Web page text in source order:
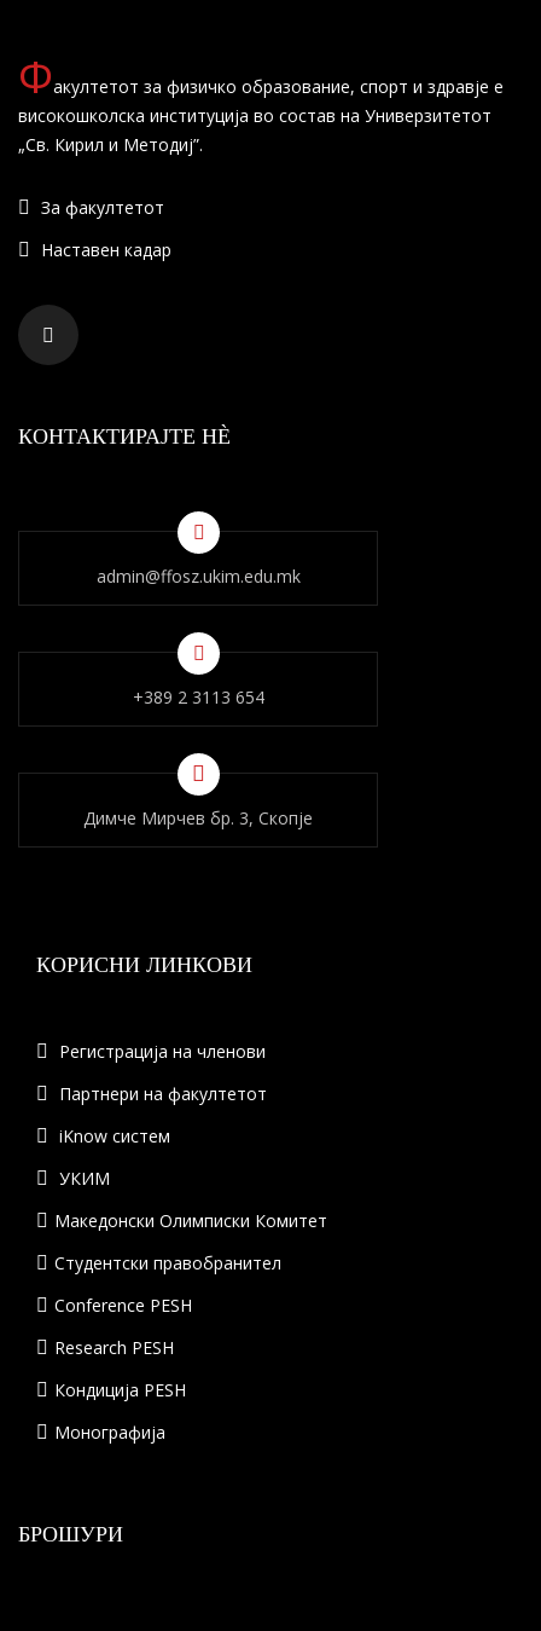
Факултетот за физичко образование, спорт и здравје е
високошколска институција во состав на Универзитетот
„Св. Кирил и Методиј”.
За факултетот
Наставен кадар
КОНТАКТИРАЈТЕ НÈ
admin@ffosz.ukim.edu.mk
+389 2 3113 654
Димче Мирчев бр. 3, Скопје
КОРИСНИ ЛИНКОВИ
Регистрација на членови
Партнери на факултетот
iKnow систем
УКИМ
Македонски Олимписки Комитет
Студентски правобранител
Conference PESH
Research PESH
Кондиција PESH
Монографија
БРОШУРИ